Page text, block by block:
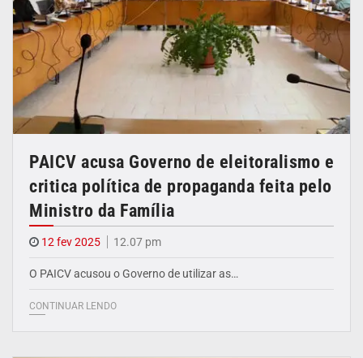
PAICV acusa Governo de eleitoralismo e
critica política de propaganda feita pelo
Ministro da Família
12 fev 2025 12.07 pm
O PAICV acusou o Governo de utilizar as…
CONTINUAR LENDO